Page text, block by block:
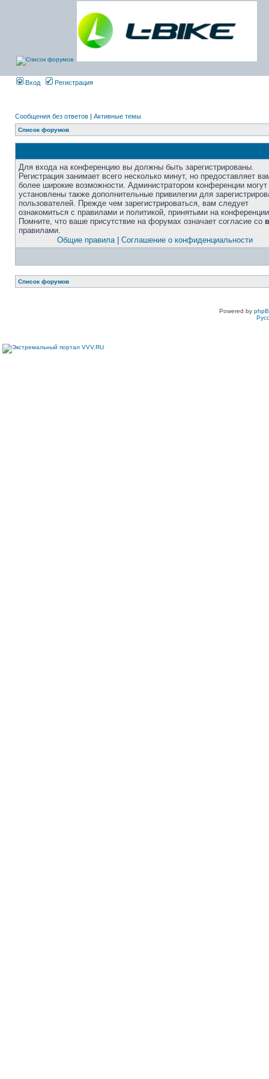
Вход Регистрация
Сообщения без ответов | Активные темы
Список форумов
Для входа на конференцию вы должны быть зарегистрированы.
Регистрация занимает всего несколько минут, но предоставляет
более широкие возможности. Администратором конференции
установлены также дополнительные привилегии для
пользователей. Прежде чем зарегистрироваться, вам следует
ознакомиться с правилами и политикой, принятыми на
Помните, что ваше присутствие на форумах означает согласие со
правилами.
Общие правила| Соглашение о конфиденциальности
Список форумов
Powered by